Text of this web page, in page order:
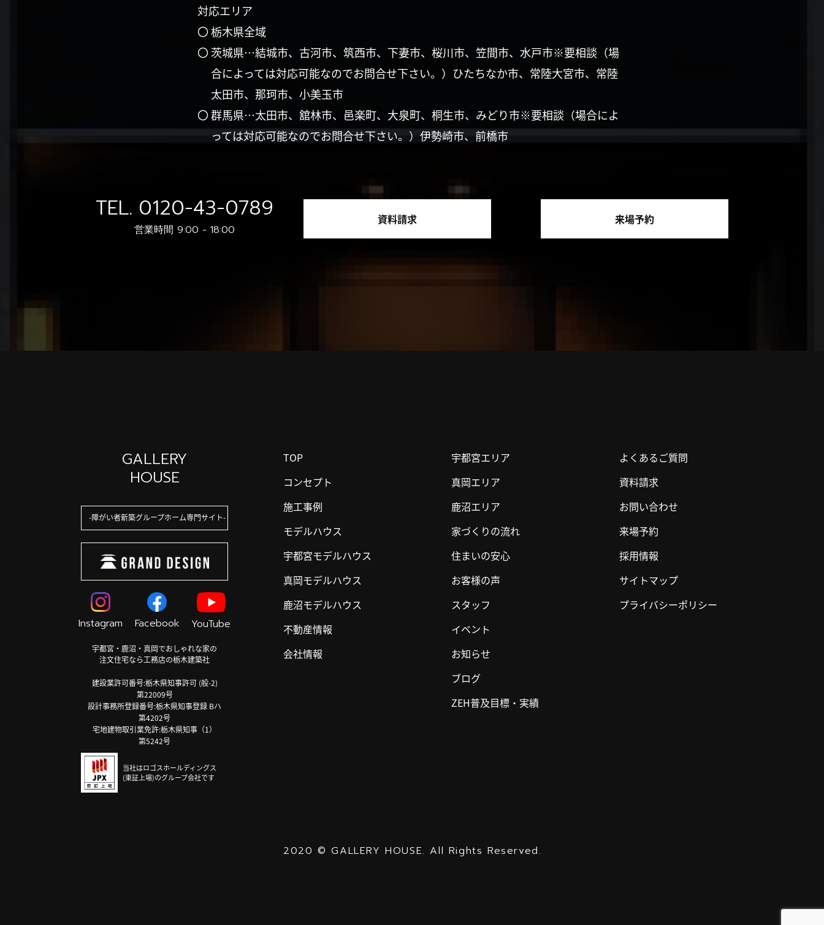
対応エリア
〇 栃木県全域
〇 茨城県…結城市、古河市、筑西市、下妻市、桜川市、笠間市、水戸市※要相談（場
合によっては対応可能なのでお問合せ下さい。）ひたちなか市、常陸大宮市、常陸
太田市、那珂市、小美玉市
〇 群馬県…太田市、舘林市、邑楽町、大泉町、桐生市、みどり市※要相談（場合によ
っては対応可能なのでお問合せ下さい。）伊勢崎市、前橋市
TEL. 0120-43-0789
営業時間 9:00 - 18:00
資料請求 来場予約
GALLERY
HOUSE
障がい者新築グループホーム専門サイト
Instagram Facebook YouTube
宇都宮・鹿沼・真岡でおしゃれな家の
注文住宅なら工務店の栃木建築社
建設業許可番号:栃木県知事許可 (般-2)
第22009号
設計事務所登録番号:栃木県知事登録 Bハ
第4202号
宅地建物取引業免許:栃木県知事（1）
第5242号
当社はロゴスホールディングス
(東証上場)のグループ会社です
TOP
コンセプト
施工事例
モデルハウス
宇都宮モデルハウス
真岡モデルハウス
鹿沼モデルハウス
不動産情報
会社情報
宇都宮エリア
真岡エリア
鹿沼エリア
家づくりの流れ
住まいの安心
お客様の声
スタッフ
イベント
お知らせ
ブログ
ZEH普及目標・実績
よくあるご質問
資料請求
お問い合わせ
来場予約
採用情報
サイトマップ
プライバシーポリシー
2020 ©GALLERY HOUSE. All Rights Reserved.